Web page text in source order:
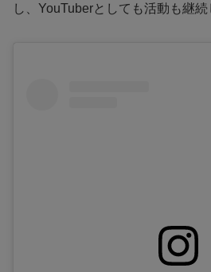
し、YouTuberとしても活動も継続